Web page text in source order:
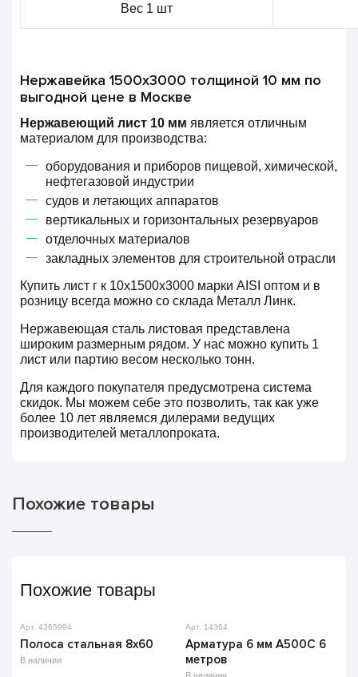
Вес 1 шт
Нержавейка 1500х3000 толщиной 10 мм по
выгодной цене в Москве
Нержавеющий лист 10 мм является отличным
материалом для производства:
оборудования и приборов пищевой, химической,
нефтегазовой индустрии
судов и летающих аппаратов
вертикальных и горизонтальных резервуаров
отделочных материалов
закладных элементов для строительной отрасли
Купить лист г к 10х1500х3000 марки AISI оптом и в
розницу всегда можно со склада Металл Линк.
Нержавеющая сталь листовая представлена
широким размерным рядом. У нас можно купить 1
лист или партию весом несколько тонн.
Для каждого покупателя предусмотрена система
скидок. Мы можем себе это позволить, так как уже
более 10 лет являемся дилерами ведущих
производителей металлопроката.
Похожие товары
Похожие товары
Арт. 4365994
Полоса стальная 8х60
В наличии
Арт. 14364
Арматура 6 мм А500С 6
метров